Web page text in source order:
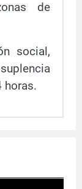
de
social,
horas.